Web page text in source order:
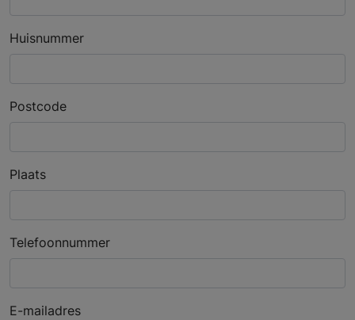
Huisnummer
Postcode
Plaats
Telefoonnummer
E-mailadres